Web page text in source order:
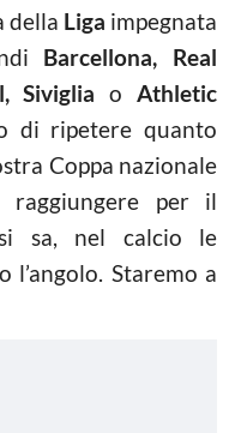
della Liga impegnata
Barcellona, Real
Sivigliao Athletic
di ripetere quanto
Coppa nazionale
per il
sa, nel calcio le
l’angolo. Staremo a